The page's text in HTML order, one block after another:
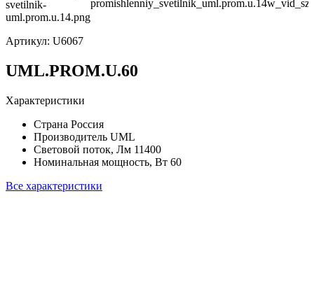
Артикул: U6067
UML.PROM.U.60
Характеристики
Страна Россия
Производитель UML
Световой поток, Лм 11400
Номинальная мощность, Вт 60
Все характеристики